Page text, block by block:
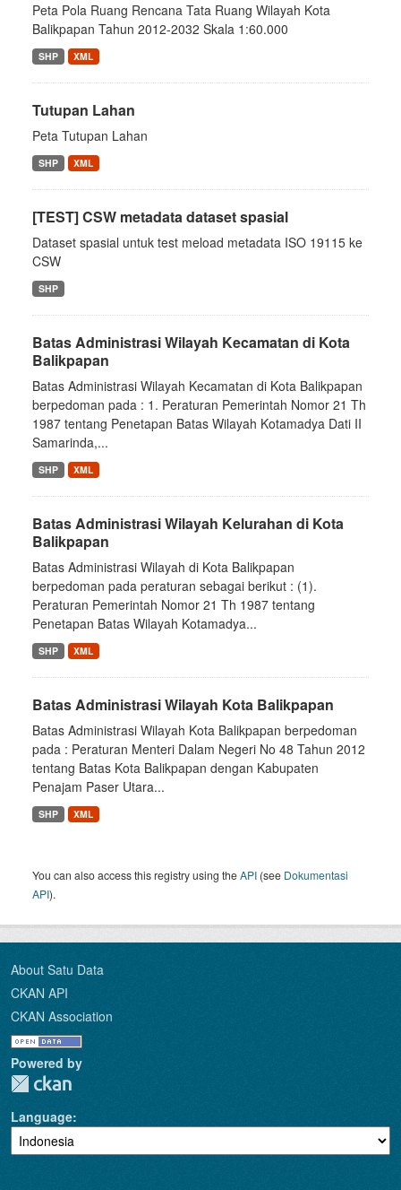
Peta Pola Ruang Rencana Tata Ruang Wilayah Kota
Balikpapan Tahun 2012-2032 Skala 1:60.000
SHP XML
Tutupan Lahan
Peta Tutupan Lahan
SHP XML
[TEST] CSW metadata dataset spasial
Dataset spasial untuk test meload metadata ISO 19115 ke
CSW
SHP
Batas Administrasi Wilayah Kecamatan di Kota
Balikpapan
Batas Administrasi Wilayah Kecamatan di Kota Balikpapan
berpedoman pada : 1. Peraturan Pemerintah Nomor 21 Th
1987 tentang Penetapan Batas Wilayah Kotamadya Dati II
Samarinda,...
SHP XML
Batas Administrasi Wilayah Kelurahan di Kota
Balikpapan
Batas Administrasi Wilayah di Kota Balikpapan
berpedoman pada peraturan sebagai berikut : (1).
Peraturan Pemerintah Nomor 21 Th 1987 tentang
Penetapan Batas Wilayah Kotamadya...
SHP XML
Batas Administrasi Wilayah Kota Balikpapan
Batas Administrasi Wilayah Kota Balikpapan berpedoman
pada : Peraturan Menteri Dalam Negeri No 48 Tahun 2012
tentang Batas Kota Balikpapan dengan Kabupaten
Penajam Paser Utara...
SHP XML
You can also access this registry using theAPI (see Dokumentasi
API).
About Satu Data
CKAN API
CKAN Association
Powered by
Language